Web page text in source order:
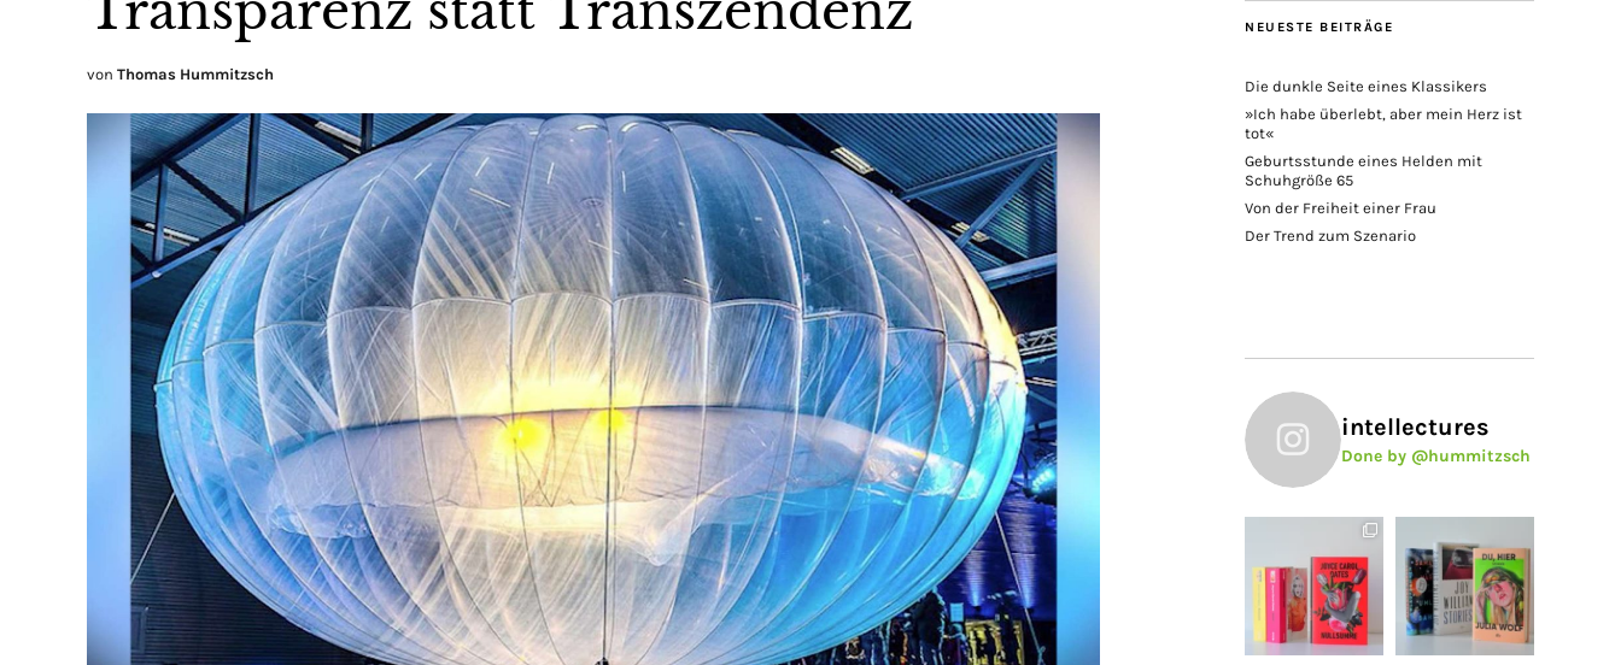
von Thomas Hummitzsch
NEUESTE BEITRÄGE
Die dunkle Seite eines Klassikers
»Ich habe überlebt, aber mein Herz ist
tot«
Geburtsstunde eines Helden mit
Schuhgröße 65
Von der Freiheit einer Frau
Der Trend zum Szenario
intellectures
Done by @hummitzsch